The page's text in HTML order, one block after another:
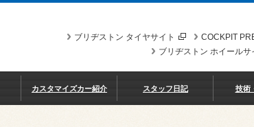
COCKPIT
ブリヂストン タイヤサイト
ブリヂストン ホイールサ
カスタマイズカー紹介 スタッフ日記 技術